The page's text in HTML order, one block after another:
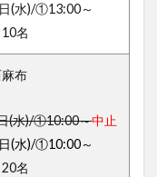
(水)/①13:00～
名
布
(水)/①10:00～中止
(水)/①10:00～
名